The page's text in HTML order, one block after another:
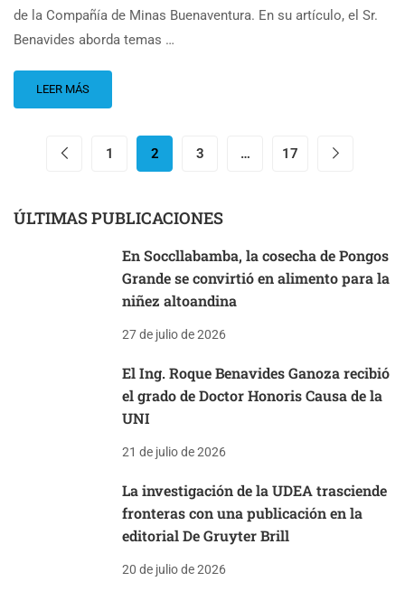
de la Compañía de Minas Buenaventura. En su artículo, el Sr.
Benavides aborda temas …
LEER MÁS
1 2 3 … 17
ÚLTIMAS PUBLICACIONES
En Soccllabamba, la cosecha de Pongos
Grande se convirtió en alimento para la
niñez altoandina
27 de julio de 2026
El Ing. Roque Benavides Ganoza recibió
el grado de Doctor Honoris Causa de la
UNI
21 de julio de 2026
La investigación de la UDEA trasciende
fronteras con una publicación en la
editorial De Gruyter Brill
20 de julio de 2026